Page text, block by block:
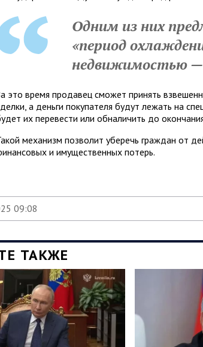
Одним из них
«период
недвижимостью —
это время продавец сможет принять
а деньги покупателя будут лежать на
их перевести или обналичить до
механизм позволит уберечь граждан от
и имущественных потерь.
09:08
ТАКЖЕ